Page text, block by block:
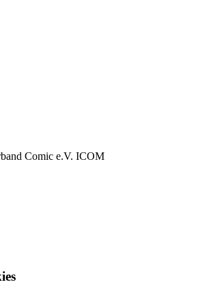
Comic e.V. ICOM